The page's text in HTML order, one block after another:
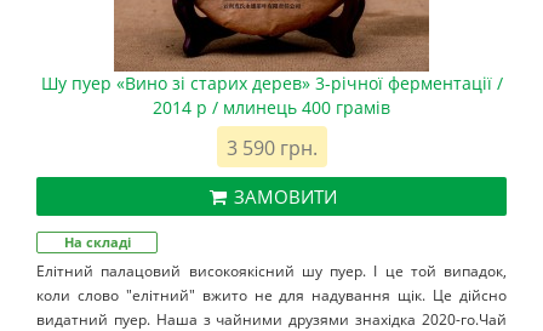
Шу пуер «Вино зі старих дерев» 3-річної ферментації /
2014 р / млинець 400 грамів
3 590 грн.
ЗАМОВИТИ
На складі
Елітний палацовий високоякісний шу пуер. І це той випадок,
коли слово "елітний" вжито не для надування щік. Це дійсно
видатний пуер. Наша з чайними друзями знахідка 2020-го.Чай